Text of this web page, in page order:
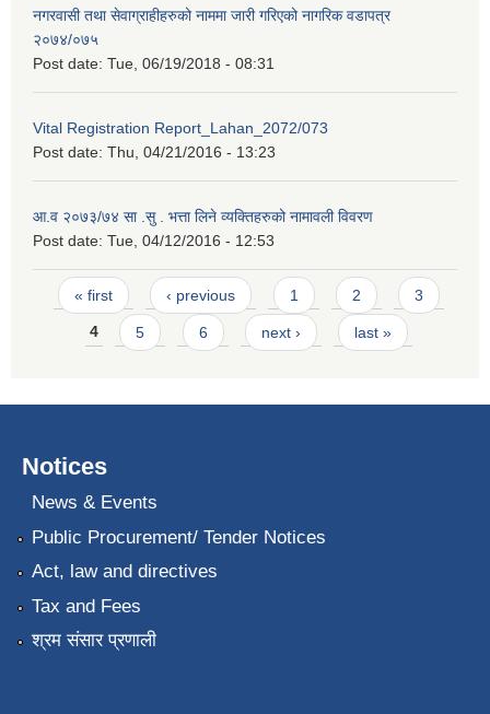
नगरवासी तथा सेवाग्राहीहरुको नाममा जारी गरिएको नागरिक वडापत्र
२०७४/०७५
Post date: Tue, 06/19/2018 - 08:31
Vital Registration Report_Lahan_2072/073
Post date: Thu, 04/21/2016 - 13:23
आ.व २०७३/७४ सा .सु . भत्ता लिने व्यक्तिहरुको नामावली विवरण
Post date: Tue, 04/12/2016 - 12:53
Pages
« first ‹ previous 1 2 3
4 5 6 next › last »
Notices
News & Events
Public Procurement/ Tender Notices
Act, law and directives
Tax and Fees
श्रम संसार प्रणाली